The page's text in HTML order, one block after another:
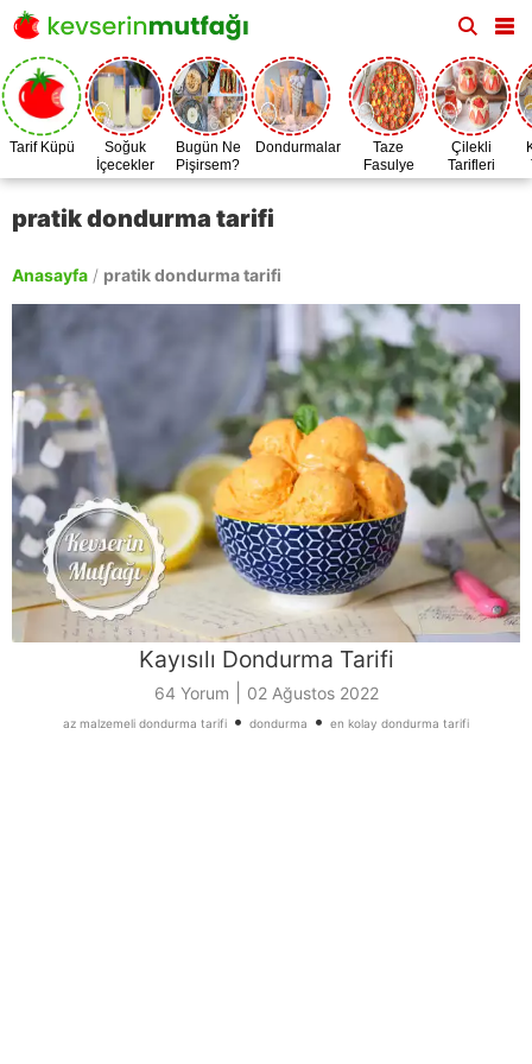
Tarif Küpü
Soğuk
İçecekler
Bugün Ne
Pişirsem?
Dondurmalar
Taze
Fasulye
Zamanı
Çilekli
Tarifleri
pratik dondurma tarifi
Anasayfa / pratik dondurma tarifi
Kayısılı Dondurma Tarifi
64 Yorum 02 Ağustos 2022
az malzemeli dondurma tarifi • dondurma • en kolay dondurma tarifi